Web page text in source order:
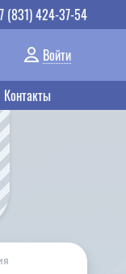
(831) 424-37-54
Войти
Контакты